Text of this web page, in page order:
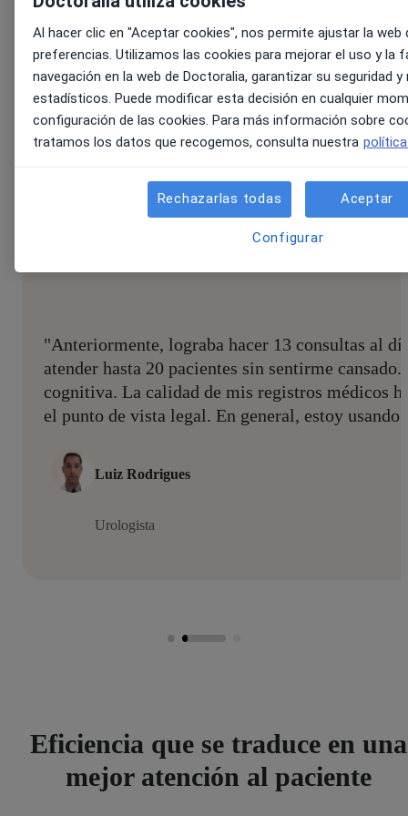
¿Qué piensan los especialistas
que ya trabajan con Noa?
"Anteriormente, lograba hacer 13 consultas al
atender hasta 20 pacientes sin sentirme
cognitiva. La calidad de mis registros médicos
el punto de vista legal. En general, estoy
Luiz Rodrigues
Urologista
Eficiencia que se traduce en una
mejor atención al paciente
Al hacer clic en "Aceptar cookies", nos permite ajustar la web
preferencias. Utilizamos las cookies para mejorar el uso y la
navegación en la web de Doctoralia, garantizar su seguridad
estadísticos. Puede modificar esta decisión en cualquier
configuración de las cookies. Para más información sobre
tratamos los datos que recogemos, consulta nuestra
Rechazarlas todas Aceptar
Configurar